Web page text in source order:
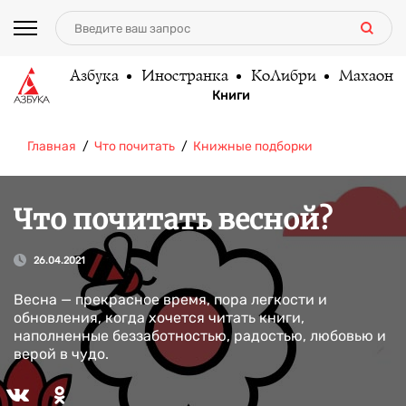
Азбука Иностранка КоЛибри Махаон
Книги
Главная Что почитать Книжные подборки
Что почитать весной?
26.04.2021
Весна — прекрасное время, пора легкости и
обновления, когда хочется читать книги,
наполненные беззаботностью, радостью, любовью и
верой в чудо.